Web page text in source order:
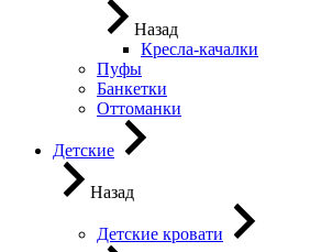
Назад
Кресла-качалки
Пуфы
Банкетки
Оттоманки
Детские
Назад
Детские кровати